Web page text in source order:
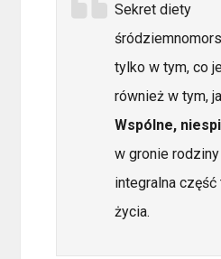
Sekret diety
tylko w tym, co
również w tym,
Wspólne,
w gronie
integralna
życia.